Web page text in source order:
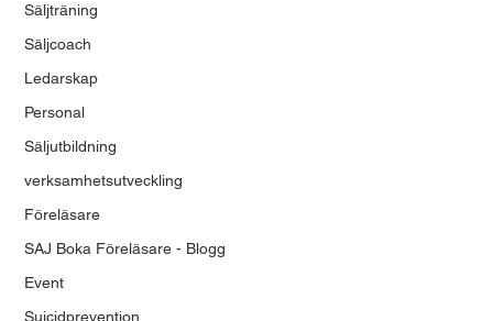
Säljträning
Säljcoach
Ledarskap
Personal
Säljutbildning
verksamhetsutveckling
Föreläsare
SAJ Boka Föreläsare - Blogg
Event
Suicidprevention